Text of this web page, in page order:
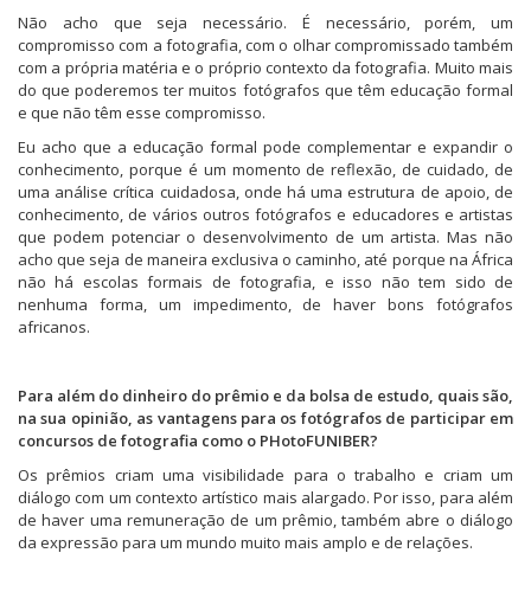
Não acho que seja necessário. É necessário, porém, um
compromisso com a fotografia, com o olhar compromissado também
com a própria matéria e o próprio contexto da fotografia. Muito mais
do que poderemos ter muitos fotógrafos que têm educação formal
e que não têm esse compromisso.
Eu acho que a educação formal pode complementar e expandir o
conhecimento, porque é um momento de reflexão, de cuidado, de
uma análise crítica cuidadosa, onde há uma estrutura de apoio, de
conhecimento, de vários outros fotógrafos e educadores e artistas
que podem potenciar o desenvolvimento de um artista. Mas não
acho que seja de maneira exclusiva o caminho, até porque na África
não há escolas formais de fotografia, e isso não tem sido de
nenhuma forma, um impedimento, de haver bons fotógrafos
africanos.
Para além do dinheiro do prêmio e da bolsa de estudo, quais são,
na sua opinião, as vantagens para os fotógrafos de participar em
concursos de fotografia como o PHotoFUNIBER?
Os prêmios criam uma visibilidade para o trabalho e criam um
diálogo com um contexto artístico mais alargado. Por isso, para além
de haver uma remuneração de um prêmio, também abre o diálogo
da expressão para um mundo muito mais amplo e de relações.